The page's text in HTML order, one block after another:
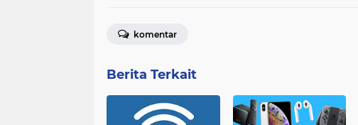
komentar
Berita Terkait